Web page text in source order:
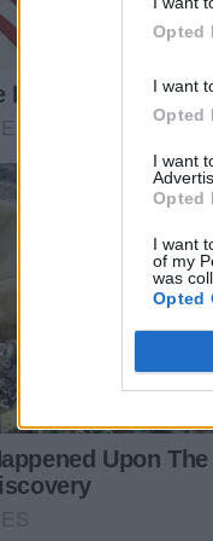
Opted
I want
Opted
I want
Opted
I want
of my
was
Opted